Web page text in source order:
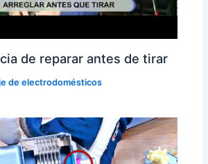
de reparar antes de tirar
de electrodomésticos